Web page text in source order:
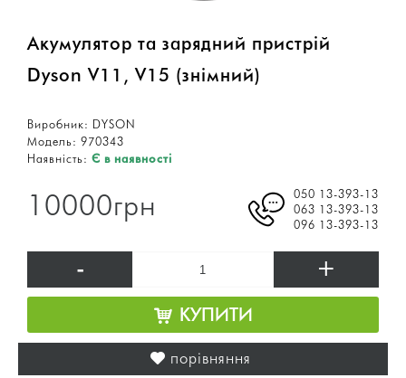
Акумулятор та зарядний пристрій
Dyson V11, V15 (знімний)
Виробник: DYSON
Модель: 970343
Наявність: Є в наявності
050 13-393-13
063 13-393-13
096 13-393-13
10000грн
- +
КУПИТИ
порівняння